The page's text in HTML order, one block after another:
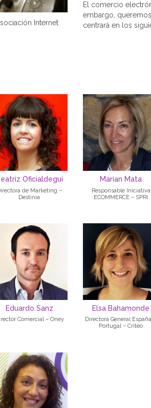
Internet
El comercio
embargo,
centrará en los
Oficialdegui
de Marketing –
Destinia
Marian Mata
Responsable Iniciativa
ECOMMERCE – SPRI
Eduardo Sanz
Comercial – Oney
Elsa Bahamonde
Directora General
Portugal – Criteo